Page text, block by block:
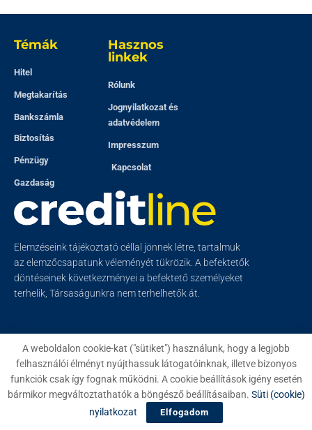
Témák
Hitel
Megtakarítás
Bankszámla
Biztosítás
Pénzügy
Gazdaság
Hasznos
linkek
Rólunk
Jognyilatkozat és
adatvédelem
Impresszum
Kapcsolat
Elemzéseink tájékoztató céllal jönnek létre, tartalmuk
az elemzőcsapatunk véleményét tükrözik. A befektetők
döntéseinek következményei a befektető személyeket
terhelik, Társaságunkra nem terhelhetők át.
© 2023Creditline- Minden jog fenntartva
A weboldalon cookie-kat ("sütiket") használunk, hogy a legjobb
felhasználói élményt nyújthassuk látogatóinknak, illetve bizonyos
funkciók csak így fognak működni. A cookie beállítások igény esetén
bármikor megváltoztathatók a böngésző beállításaiban. Süti (cookie)
nyilatkozat
Elfogadom